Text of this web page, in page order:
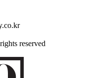
reserved